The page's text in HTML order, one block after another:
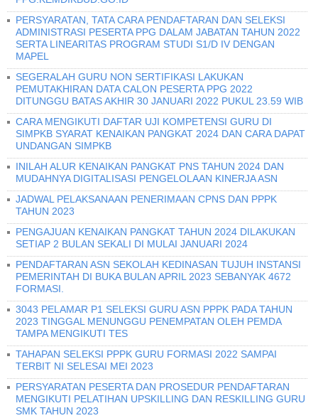
PERSYARATAN, TATA CARA PENDAFTARAN DAN SELEKSI
ADMINISTRASI PESERTA PPG DALAM JABATAN TAHUN 2022
SERTA LINEARITAS PROGRAM STUDI S1/D IV DENGAN
MAPEL
SEGERALAH GURU NON SERTIFIKASI LAKUKAN
PEMUTAKHIRAN DATA CALON PESERTA PPG 2022
DITUNGGU BATAS AKHIR 30 JANUARI 2022 PUKUL 23.59 WIB
CARA MENGIKUTI DAFTAR UJI KOMPETENSI GURU DI
SIMPKB SYARAT KENAIKAN PANGKAT 2024 DAN CARA DAPAT
UNDANGAN SIMPKB
INILAH ALUR KENAIKAN PANGKAT PNS TAHUN 2024 DAN
MUDAHNYA DIGITALISASI PENGELOLAAN KINERJA ASN
JADWAL PELAKSANAAN PENERIMAAN CPNS DAN PPPK
TAHUN 2023
PENGAJUAN KENAIKAN PANGKAT TAHUN 2024 DILAKUKAN
SETIAP 2 BULAN SEKALI DI MULAI JANUARI 2024
PENDAFTARAN ASN SEKOLAH KEDINASAN TUJUH INSTANSI
PEMERINTAH DI BUKA BULAN APRIL 2023 SEBANYAK 4672
FORMASI.
3043 PELAMAR P1 SELEKSI GURU ASN PPPK PADA TAHUN
2023 TINGGAL MENUNGGU PENEMPATAN OLEH PEMDA
TAMPA MENGIKUTI TES
TAHAPAN SELEKSI PPPK GURU FORMASI 2022 SAMPAI
TERBIT NI SELESAI MEI 2023
PERSYARATAN PESERTA DAN PROSEDUR PENDAFTARAN
MENGIKUTI PELATIHAN UPSKILLING DAN RESKILLING GURU
SMK TAHUN 2023